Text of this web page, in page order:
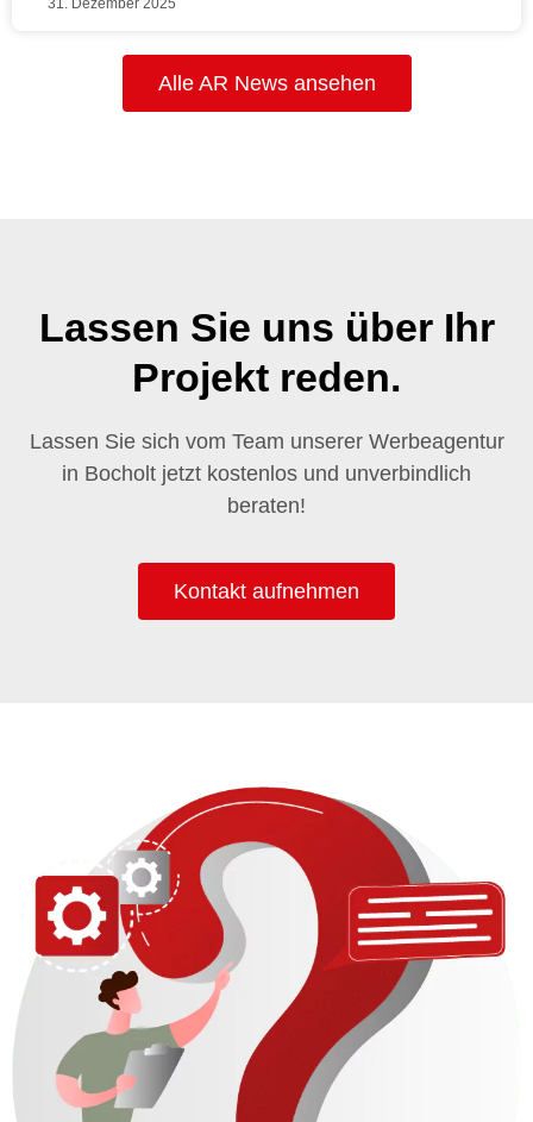
Alle AR News ansehen
Lassen Sie uns über Ihr
Projekt reden.
Lassen Sie sich vom Team unserer Werbeagentur
in Bocholt jetzt kostenlos und unverbindlich
beraten!
Kontakt aufnehmen